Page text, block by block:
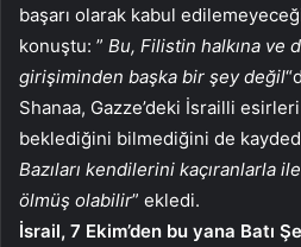
başarı olarak kabul
konuştu: ” Bu, Filistin halkına ve
girişiminden başka bir şey değil
Shanaa, Gazze’deki İsrailli
beklediğini bilmediğini de
Bazıları kendilerini kaçıranlarla
ölmüş olabilir” ekledi.
İsrail, 7 Ekim’den bu yana Batı